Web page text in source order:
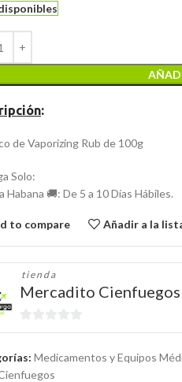
:
de Vaporizing Rub de 100g
Solo:
Habana 🚚: De 5 a 10 Días Hábiles.
to compare Añadir a la
tienda
Mercadito Cienfuegos
0
Medicamentos y Equipos